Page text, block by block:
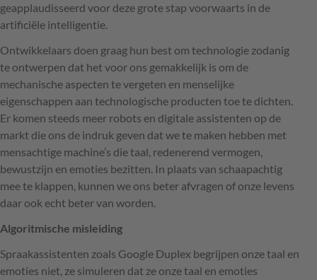
geapplaudisseerd voor deze grote stap voorwaarts in de
artificiële intelligentie.
Ontwikkelaars doen graag hun best om technologie zodanig
te ontwerpen dat het voor ons gemakkelijk is om de
mechanische aspecten te vergeten en menselijke
eigenschappen aan technologische producten toe te dichten.
Er komen steeds meer robots en digitale assistenten op de
markt die ons de indruk geven dat we te maken hebben met
mensachtige machine’s die taal, redenerend vermogen,
bewustzijn en emoties bezitten. In plaats van schaapachtig
mee te klappen, kunnen we ons beter afvragen of onze levens
daar ook echt beter van worden.
Algoritmische misleiding
Spraakassistenten zoals Google Duplex begrijpen onze taal en
emoties niet, ze simuleren dat ze onze taal en emoties